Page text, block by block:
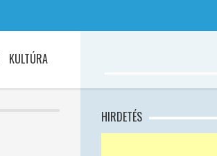
KULTÚRA
HIRDETÉS